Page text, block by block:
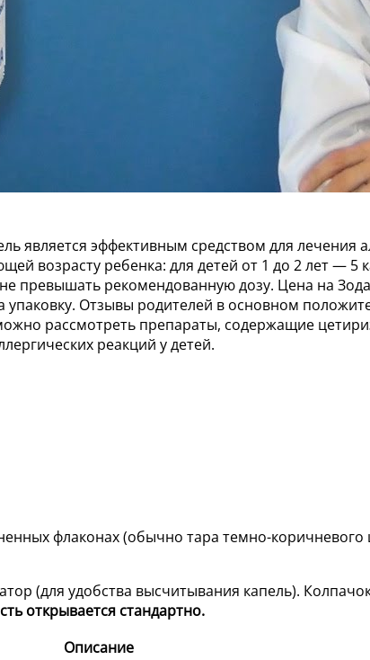
является эффективным средством для лечения
возрасту ребенка: для детей от 1 до 2 лет —
превышать рекомендованную дозу. Цена на
упаковку. Отзывы родителей в основном
рассмотреть препараты, содержащие
реакций у детей.
флаконах (обычно тара темно-
(для удобства высчитывания капель).
открывается стандартно.
Описание